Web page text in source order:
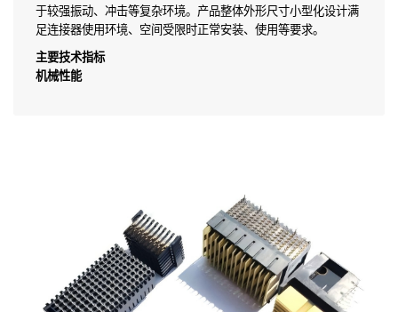
于较强振动、冲击等复杂环境。产品整体外形尺寸小型化设计满
足连接器使用环境、空间受限时正常安装、使用等要求。
主要技术指标
机械性能